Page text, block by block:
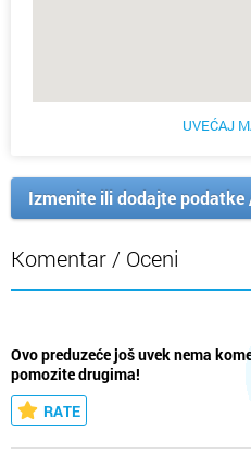
UVEĆAJ
Izmenite ili dodajte
Komentar / Oceni
Ovo preduzeće još uvek nema
pomozite drugima!
RATE